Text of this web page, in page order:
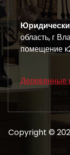
область, г
помещение
Деревянные
Copyright ©